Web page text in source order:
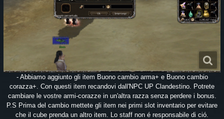
- Abbiamo aggiunto gli item Buono cambio arma+ e Buono cambio
corazza+. Con questi item recandovi dall'NPC UP Clandestino. Potrete
cambiare le vostre armi-corazze in un'altra razza senza perdere i bonus.
P.S Prima del cambio mettete gli item nei primi slot inventario per evitare
che il cube prenda un altro item. Lo staff non é responsabile di ció.